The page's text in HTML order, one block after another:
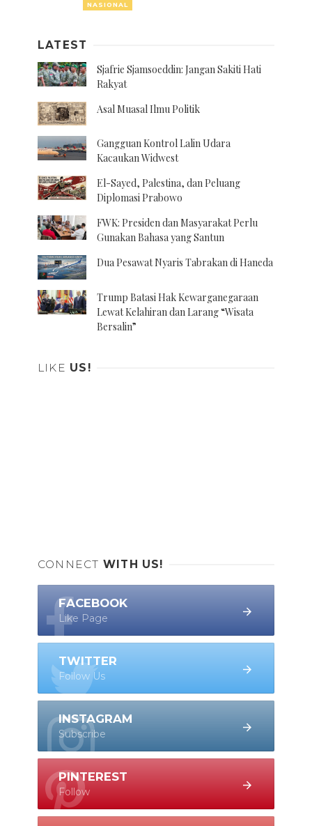
NASIONAL
LATEST
Sjafrie Sjamsoeddin: Jangan Sakiti Hati
Rakyat
Asal Muasal Ilmu Politik
Gangguan Kontrol Lalin Udara
Kacaukan Widwest
El-Sayed, Palestina, dan Peluang
Diplomasi Prabowo
FWK: Presiden dan Masyarakat Perlu
Gunakan Bahasa yang Santun
Dua Pesawat Nyaris Tabrakan di Haneda
Trump Batasi Hak Kewarganegaraan
Lewat Kelahiran dan Larang “Wisata
Bersalin”
LIKE US!
CONNECT WITH US!
FACEBOOK
Like Page
TWITTER
Follow Us
INSTAGRAM
Subscribe
PINTEREST
Follow